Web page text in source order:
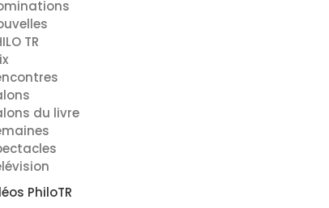
TR
du livre
PhiloTR